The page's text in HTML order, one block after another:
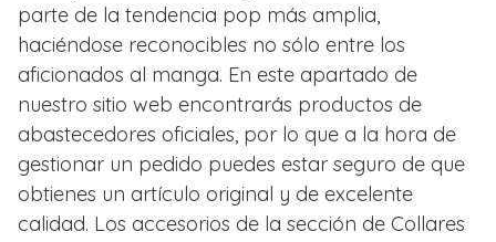
parte de la tendencia pop más amplia,
haciéndose reconocibles no sólo entre los
aficionados al manga. En este apartado de
nuestro sitio web encontrarás productos de
abastecedores oficiales, por lo que a la hora de
gestionar un pedido puedes estar seguro de que
obtienes un artículo original y de excelente
calidad. Los accesorios de la sección de Collares